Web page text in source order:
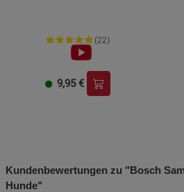
(22)
9,95 €
Kundenbewertungen zu "Bosch
Hunde"